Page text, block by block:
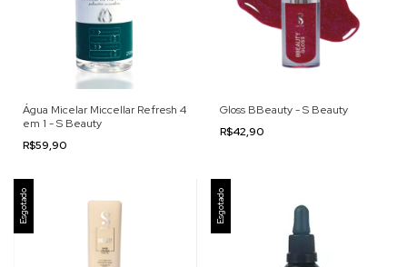
Água Micelar Miccellar Refresh 4
em 1 - S Beauty
R$59,90
Gloss BBeauty - S Beauty
R$42,90
Esgotado Esgotado